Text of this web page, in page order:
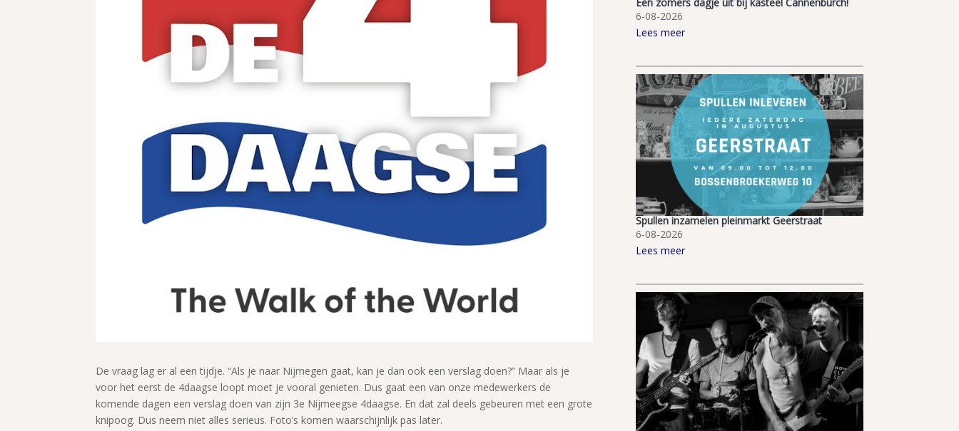
De vraag lag er al een tijdje. “Als je naar Nijmegen gaat, kan je dan ook een verslag doen?” Maar als je
voor het eerst de 4daagse loopt moet je vooral genieten. Dus gaat een van onze medewerkers de
komende dagen een verslag doen van zijn 3e Nijmeegse 4daagse. En dat zal deels gebeuren met een grote
knipoog. Dus neem niet alles serieus. Foto’s komen waarschijnlijk pas later.
6-08-2026
Lees meer
Spullen inzamelen pleinmarkt Geerstraat
6-08-2026
Lees meer